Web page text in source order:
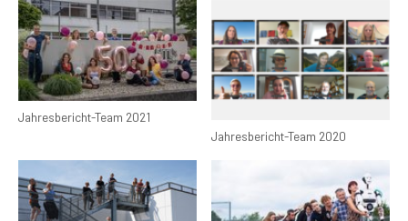
Jahresbericht-Team 2021
Jahresbericht-Team 2020